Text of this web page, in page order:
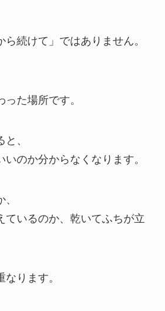
ら続けて」ではありません。
た場所です。
、
のか分からなくなります。
ているのか、乾いてふちが立
ります。